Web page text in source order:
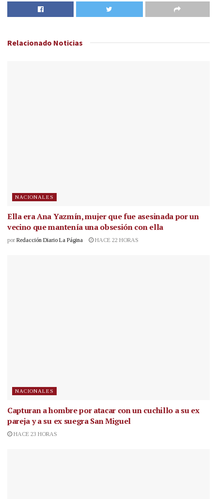
Relacionado Noticias
NACIONALES
Ella era Ana Yazmín, mujer que fue asesinada por un
vecino que mantenía una obsesión con ella
por Redacción Diario La Página HACE 22 HORAS
NACIONALES
Capturan a hombre por atacar con un cuchillo a su ex
pareja y a su ex suegra San Miguel
HACE 23 HORAS